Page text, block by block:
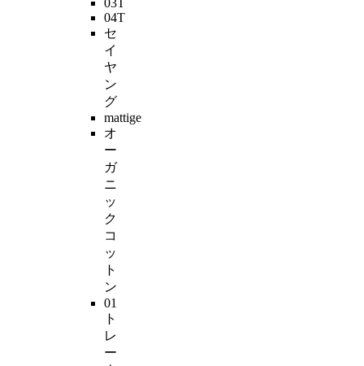
03T
04T
セ
イ
ヤ
ン
グ
mattige
オ
ー
ガ
ニ
ッ
ク
コ
ッ
ト
ン
01
ト
レ
ー